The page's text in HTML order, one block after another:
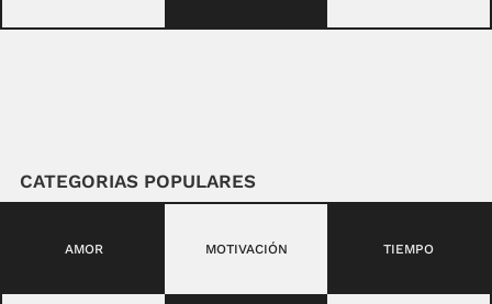
CATEGORIAS POPULARES
AMOR MOTIVACIÓN TIEMPO